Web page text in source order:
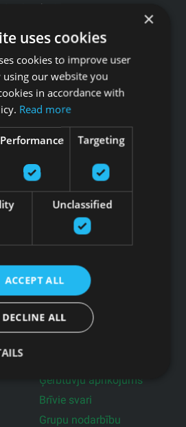
SIA G Kolizejs
PVN Nr. LV44103017158
TAVĀ E-PASTĀ
jaunumiem
Ģērbtuvju aprīkojums
Brīvie svari
Grupu nodarbību
×
uses cookies
cookies to improve user
using our website you
in accordance with
Read more
Performance Targeting
Unclassified
ACCEPT ALL
DECLINE ALL